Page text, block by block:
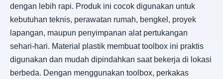
dengan lebih rapi. Produk ini cocok digunakan untuk
kebutuhan teknis, perawatan rumah, bengkel, proyek
lapangan, maupun penyimpanan alat pertukangan
sehari-hari. Material plastik membuat toolbox ini praktis
digunakan dan mudah dipindahkan saat bekerja di lokasi
berbeda. Dengan menggunakan toolbox, perkakas